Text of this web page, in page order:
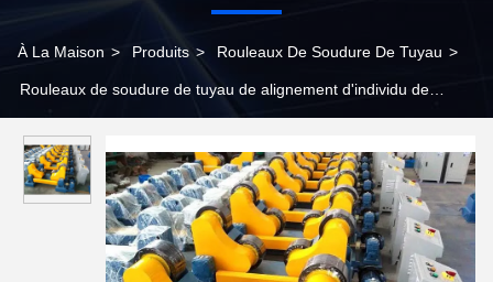
À La Maison > Produits > Rouleaux De Soudure De Tuyau >
Rouleaux de soudure de tuyau de alignement d'individu de